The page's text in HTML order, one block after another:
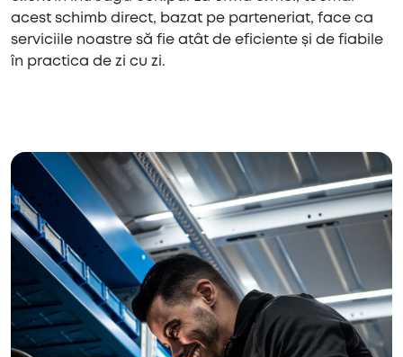
acest schimb direct, bazat pe parteneriat, face ca
serviciile noastre să fie atât de eficiente și de fiabile
în practica de zi cu zi.